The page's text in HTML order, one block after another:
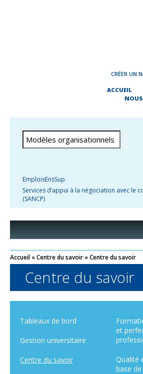
CRÉER UN
ACCUEIL
EmploisEnsSup
Services d’appui à la négociation avec le
(SANCP)
Accueil »Centre du savoir »Centre du savoir
Centre du savoir
Tableaux de bord
Gestion universitaire
Centre du savoir
et
Qualité
base